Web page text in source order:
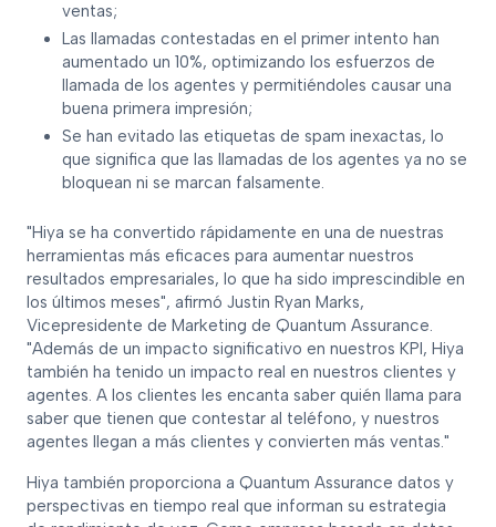
ventas;
Las llamadas contestadas en el primer intento han
aumentado un 10%, optimizando los esfuerzos de
llamada de los agentes y permitiéndoles causar una
buena primera impresión;
Se han evitado las etiquetas de spam inexactas, lo
que significa que las llamadas de los agentes ya no se
bloquean ni se marcan falsamente.
"Hiya se ha convertido rápidamente en una de nuestras
herramientas más eficaces para aumentar nuestros
resultados empresariales, lo que ha sido imprescindible en
los últimos meses", afirmó Justin Ryan Marks,
Vicepresidente de Marketing de Quantum Assurance.
"Además de un impacto significativo en nuestros KPI, Hiya
también ha tenido un impacto real en nuestros clientes y
agentes. A los clientes les encanta saber quién llama para
saber que tienen que contestar al teléfono, y nuestros
agentes llegan a más clientes y convierten más ventas."
Hiya también proporciona a Quantum Assurance datos y
perspectivas en tiempo real que informan su estrategia